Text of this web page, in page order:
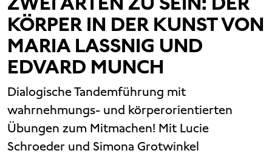
KÖRPER IN DER KUNST VON
MARIA LASSNIG UND
EDVARD MUNCH
Dialogische Tandemführung mit
wahrnehmungs- und körperorientierten
Übungen zum Mitmachen! Mit Lucie
Schroeder und Simona Grotwinkel